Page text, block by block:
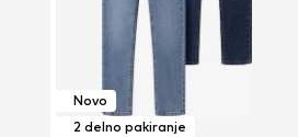
Novo
2 delno pakiranje